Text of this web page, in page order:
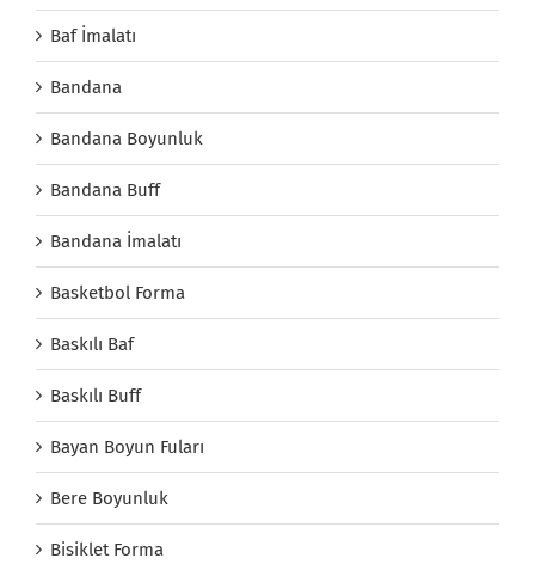
Baf İmalatı
Bandana
Bandana Boyunluk
Bandana Buff
Bandana İmalatı
Basketbol Forma
Baskılı Baf
Baskılı Buff
Bayan Boyun Fuları
Bere Boyunluk
Bisiklet Forma